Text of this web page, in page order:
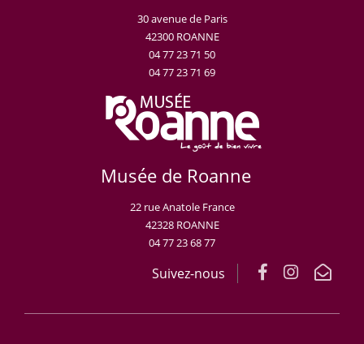
30 avenue de Paris
42300 ROANNE
04 77 23 71 50
04 77 23 71 69
Musée de Roanne
22 rue Anatole France
42328 ROANNE
04 77 23 68 77
Suivez-nous